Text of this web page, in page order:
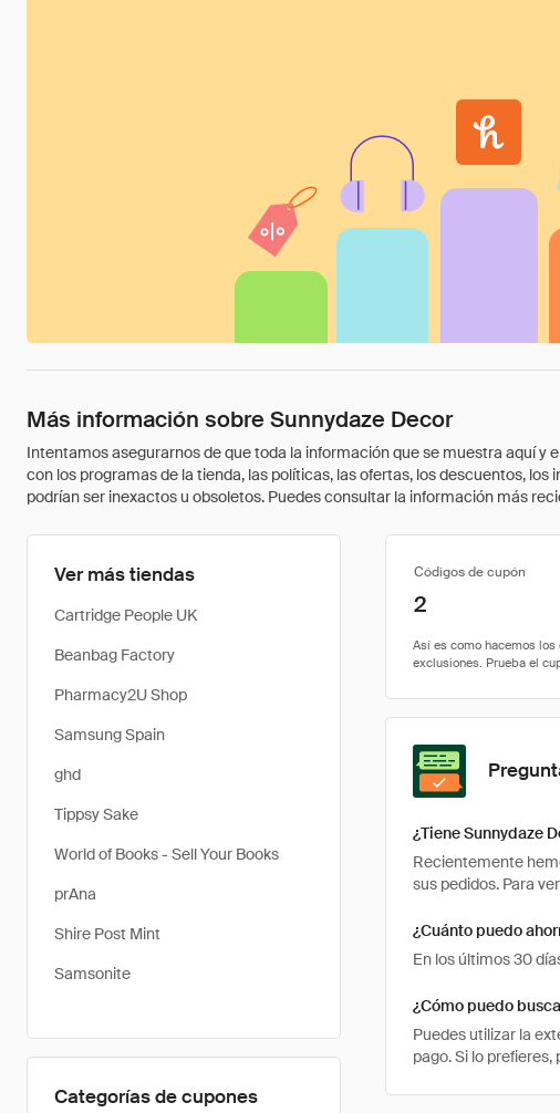
Más información sobre Sunnydaze Decor
Intentamos asegurarnos de que toda la información que se muestra aquí
con los programas de la tienda, las políticas, las ofertas, los descuentos,
podrían ser inexactos u obsoletos. Puedes consultar la información más
Ver más tiendas
Cartridge People UK
Beanbag Factory
Pharmacy2U Shop
Samsung Spain
ghd
Tippsy Sake
World of Books - Sell Your Books
prAna
Shire Post Mint
Samsonite
Categorías de cupones
Códigos de cupón
2
¿Tiene Sunnydaze
Recientemente
sus pedidos. Para
¿Cuánto puedo
En los últimos 30
¿Cómo puedo
Puedes utilizar la
pago. Si lo